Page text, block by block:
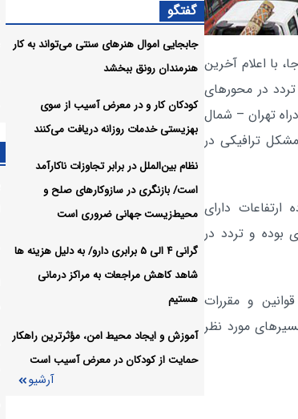
با اعلام آخرین
در محورهای
تهران – شمال
ترافیکی در
دارای
بوده و تردد در
و مقررات
مورد نظر
اجتماعی:
تفرقه‌افکنانه هشدار داد
عکس: نشست خبری سخنگوی قوه قضائیه
اجتماعی: مراقب «بمباران خبری» دشمن برای
ایجاد ناامیدی در جامعه باشیم
اجتماعی: خبرنگاران شانه‌به‌شانه امدادگران،
راویان ایثار هستند
گفتگو
جابجایی اموال هنرهای سنتی می‌تواند به کار
هنرمندان رونق ببخشد
کودکان کار و در معرض آسیب از سوی
بهزیستی خدمات روزانه دریافت می‌کنند
نظام بین‌الملل در برابر تجاوزات ناکارآمد
است/ بازنگری در سازوکارهای صلح و
محیط‌زیست جهانی ضروری است
گرانی ۴ الی ۵ برابری دارو/ به دلیل هزینه ها
شاهد کاهش مراجعات به مراکز درمانی
هستیم
آموزش و ایجاد محیط امن، مؤثرترین راهکار
حمایت از کودکان در معرض آسیب است
آرشیو